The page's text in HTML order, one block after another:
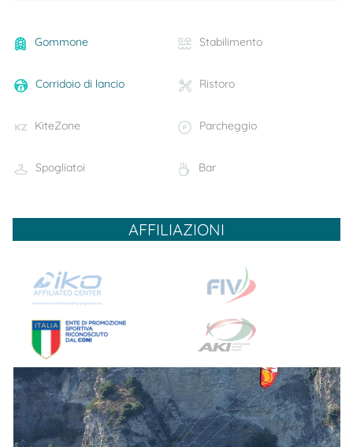
Gommone Stabilimento
Corridoio di lancio Ristoro
KiteZone Parcheggio
Spogliatoi Bar
AFFILIAZIONI